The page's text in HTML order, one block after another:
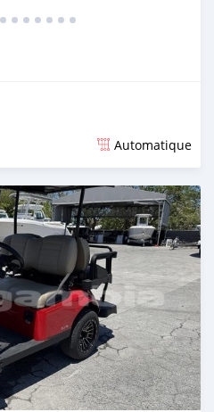
Automatique